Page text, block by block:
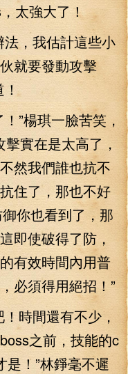
太強大了！
我估計這些小
就要發動攻擊
！
楊琪一臉苦笑，
實在是太高了，
然我們誰也抗不
住了，那也不好
你也看到了，那
即使破得了防，
有效時間內用普
必須得用絕招！”
間還有不少，
之前，技能的c
是！”林錚毫不遲